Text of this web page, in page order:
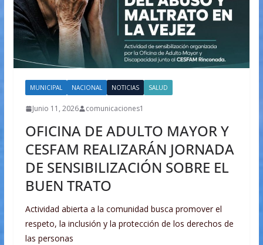
MUNICIPAL NACIONAL NOTICIAS SALUD
Junio 11, 2026 comunicaciones1
OFICINA DE ADULTO MAYOR Y
CESFAM REALIZARÁN JORNADA
DE SENSIBILIZACIÓN SOBRE EL
BUEN TRATO
Actividad abierta a la comunidad busca promover el
respeto, la inclusión y la protección de los derechos de
las personas